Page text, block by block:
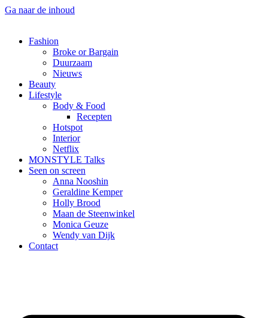
Ga naar de inhoud
Fashion
Broke or Bargain
Duurzaam
Nieuws
Beauty
Lifestyle
Body & Food
Recepten
Hotspot
Interior
Netflix
MONSTYLE Talks
Seen on screen
Anna Nooshin
Geraldine Kemper
Holly Brood
Maan de Steenwinkel
Monica Geuze
Wendy van Dijk
Contact